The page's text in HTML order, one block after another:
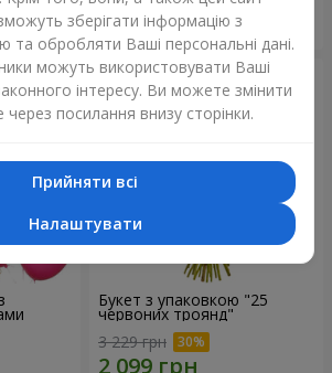
Замовити
Букет з упаковкою "25
червоних троянд"
3 229 грн
зберігати інформацію з
та обробляти Ваші персональні дані.
можуть використовувати Ваші
інтересу. Ви можете змінити
через посилання внизу сторінки.
Прийняти всі
Налаштувати